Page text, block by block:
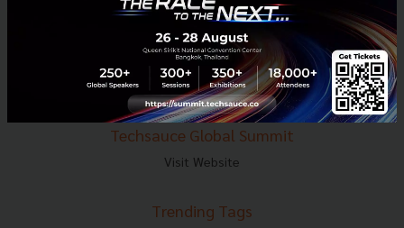
About Techsauce
Techsauce Services
Privacy Policy
ส่งบทความ
Techsauce Global Summit
Visit Website
Trending Tags